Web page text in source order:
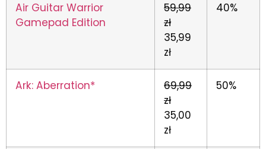
Air Guitar Warrior
Gamepad Edition
59,99
zł
35,99
zł
40%
Ark: Aberration*
69,99
zł
35,00
zł
50%